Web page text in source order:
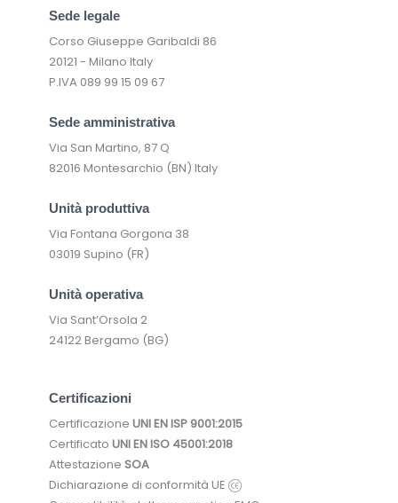
Sede legale
Corso Giuseppe Garibaldi 86
20121 - Milano Italy
P.IVA 089 99 15 09 67
Sede amministrativa
Via San Martino, 87 Q
82016 Montesarchio (BN) Italy
Unità produttiva
Via Fontana Gorgona 38
03019 Supino (FR)
Unità operativa
Via Sant’Orsola 2
24122 Bergamo (BG)
Certificazioni
Certificazione UNI EN ISP 9001:2015
Certificato UNI EN ISO 45001:2018
Attestazione SOA
Dichiarazione di conformità UE